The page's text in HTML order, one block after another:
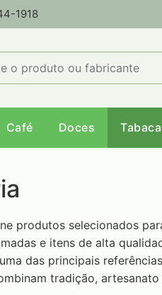
1918
Café Doces
produtos selecionados
e itens de alta
das principais
tradição, artesanato